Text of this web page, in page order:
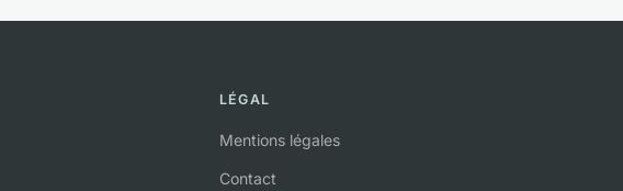
LÉGAL
Mentions légales
Contact